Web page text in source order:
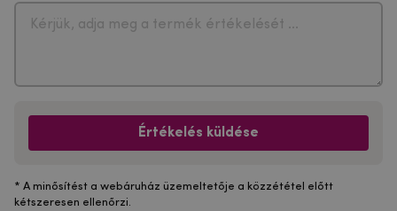
Értékelés küldése
* A minősítést a webáruház üzemeltetője a közzététel előtt
kétszeresen ellenőrzi.